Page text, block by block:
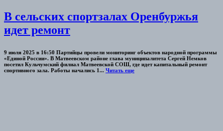
В сельских спортзалах Оренбуржья
идет ремонт
9 июля 2025 в 16:50 Партийцы провели мониторинг объектов народной программы
«Единой России». В Матвеевском районе глава муниципалитета Сергей Немков
посетил Кульчумский филиал Матвеевской СОШ, где идет капитальный ремонт
спортивного зала. Работы начались 1... Читать еще